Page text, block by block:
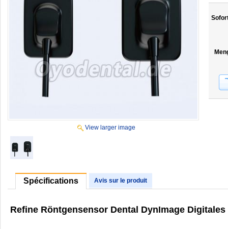
View larger image
Spécifications Avis sur le produit
Refine Röntgensensor Dental DynImage